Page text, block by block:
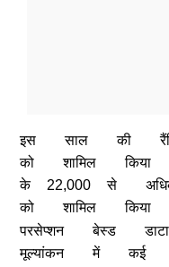
इस साल की
को
शामिल किया
के
22,000 से
को
शामिल किया
परसेप्शन
बेस्ड डाटा
मूल्यांकन
में कई